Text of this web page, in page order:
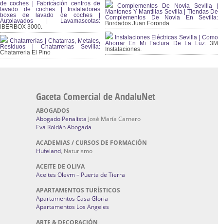
de coches | Fabricación centros de
lavado de coches | Instaladores
boxes de lavado de coches |
Autolavados | Lavamascotas:
IBERBOX 3000.
Chatarrerías | Chatarras, Metales,
Residuos | Chatarrerías Sevilla:
Chatarreria El Pino
Complementos De Novia Sevilla |
Mantones Y Mantillas Sevilla | Tiendas De
Complementos De Novia En Sevilla:
Bordados Juan Foronda.
Instalaciones Eléctricas Sevilla | Como
Ahorrar En Mi Factura De La Luz:3M
Instalaciones.
Gaceta Comercial de AndaluNet
ABOGADOS
Abogado Penalista José María Carnero
Eva Roldán Abogada
ACADEMIAS / CURSOS DE FORMACIÓN
Hufeland, Naturismo
ACEITE DE OLIVA
Aceites Olevm – Puerta de Tierra
APARTAMENTOS TURÍSTICOS
Apartamentos Casa Gloria
Apartamentos Los Angeles
ARTE & DECORACIÓN